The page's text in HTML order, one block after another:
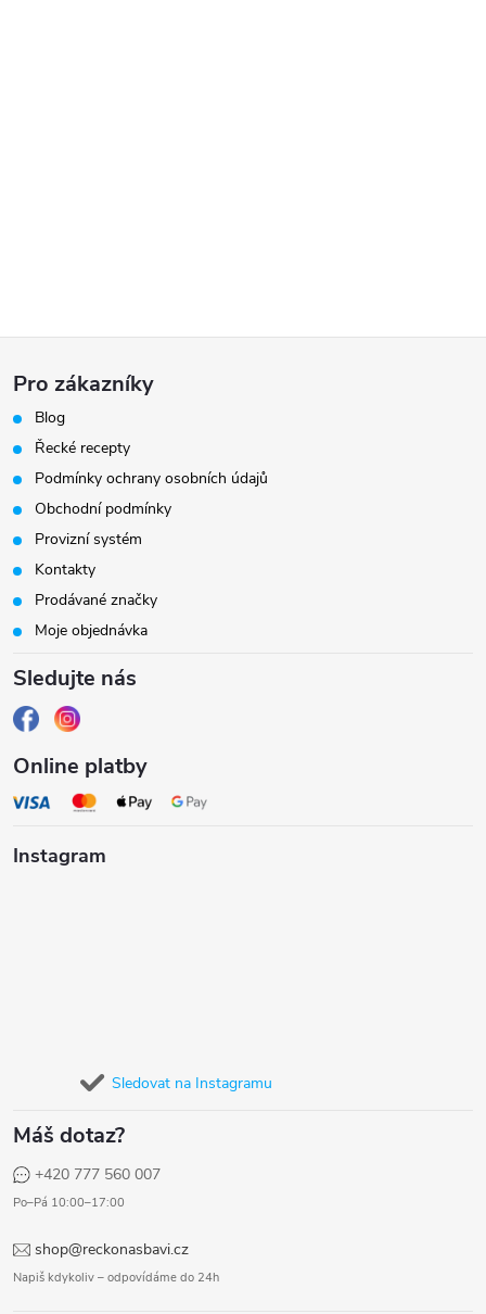
Z
á
p
a
t
Pro zákazníky
Blog
Řecké recepty
Podmínky ochrany osobních údajů
Obchodní podmínky
Provizní systém
Kontakty
Prodávané značky
Moje objednávka
Sledujte nás
Online platby
Instagram
Sledovat na Instagramu
Máš dotaz?
+420 777 560 007
Po–Pá 10:00–17:00
shop@reckonasbavi.cz
Napiš kdykoliv – odpovídáme do 24h